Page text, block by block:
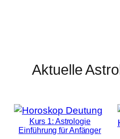
Aktuelle
Kurs 1: Astrologie
Einführung für Anfänger